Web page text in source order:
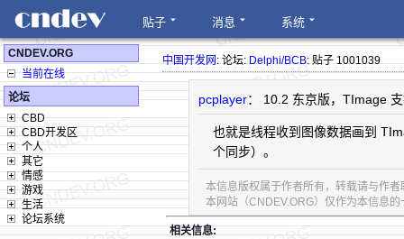
贴子 消息 系统
CNDEV.ORG
当前在线
论坛
CBD
CBD开发区
个人
其它
情感
游戏
生活
论坛系统
中国开发网: 论坛:Delphi/BCB: 贴子 1001039
pcplayer： 10.2 东京版，TImage
也就是线程收到图像数据画到
个同步）。
本信息版权属于作者所有，转载请与作
本网站（CNDEV.ORG）仅作为本信息
相关信息: